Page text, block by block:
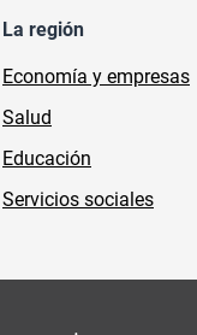
La región
Economía y empresas
Salud
Educación
Servicios sociales